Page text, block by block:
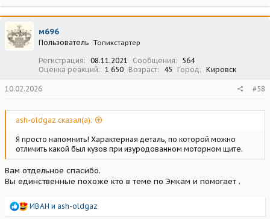
а
к
ц
и
и
м696
Пользователь Топикстартер
Регистрация 08.11.2021 Сообщения
564
Оценка реакций
1 650 Возраст 45 Город Кировск
10.02.2026 #58
ash-oldgaz сказал(а):
Я просто напомнить! Характерная деталь, по которой можно
отличить какой был кузов при изуродованном моторном щите.
Вам отдельное спасибо.
Вы единственные похоже кто в теме по Эмкам и помогает .
Р
ИВАН и ash-oldgaz